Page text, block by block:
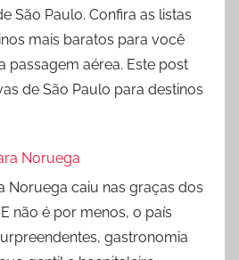
São Paulo. Confira as listas
mais baratos para você
passagem aérea. Este post
de São Paulo para destinos
Noruega
Noruega caiu nas graças dos
não é por menos, o país
gastronomia